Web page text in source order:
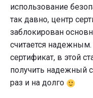
использование
так давно, центр
заблокирован
считается
сертификат, в этой
получить надежный
раз и на долго